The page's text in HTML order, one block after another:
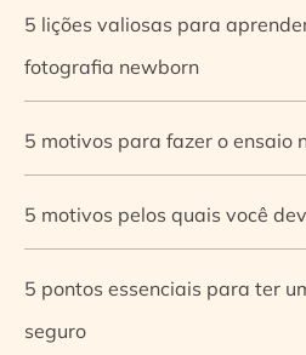
5 lições valiosas para
fotografia newborn
5 motivos para fazer o ensaio
5 motivos pelos quais você
5 pontos essenciais para ter
seguro